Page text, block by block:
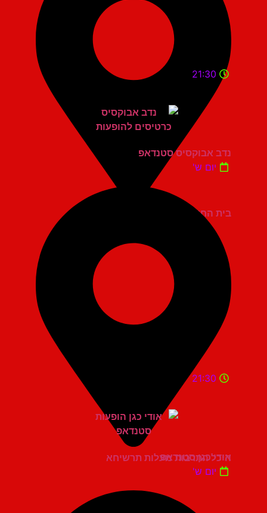
בית החייל תל אביב
21:30
נדב אבוקסיס סטנדאפ
יום ש'
היכל התרבות מעלות תרשיחא
21:30
אודי כגן סטנדאפ
יום ש'